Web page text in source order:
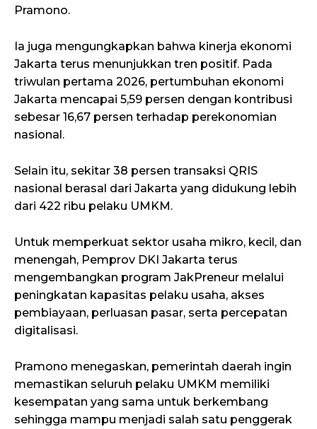
Pramono.
Ia juga mengungkapkan bahwa kinerja ekonomi
Jakarta terus menunjukkan tren positif. Pada
triwulan pertama 2026, pertumbuhan ekonomi
Jakarta mencapai 5,59 persen dengan kontribusi
sebesar 16,67 persen terhadap perekonomian
nasional.
Selain itu, sekitar 38 persen transaksi QRIS
nasional berasal dari Jakarta yang didukung lebih
dari 422 ribu pelaku UMKM.
Untuk memperkuat sektor usaha mikro, kecil, dan
menengah, Pemprov DKI Jakarta terus
mengembangkan program JakPreneur melalui
peningkatan kapasitas pelaku usaha, akses
pembiayaan, perluasan pasar, serta percepatan
digitalisasi.
Pramono menegaskan, pemerintah daerah ingin
memastikan seluruh pelaku UMKM memiliki
kesempatan yang sama untuk berkembang
sehingga mampu menjadi salah satu penggerak